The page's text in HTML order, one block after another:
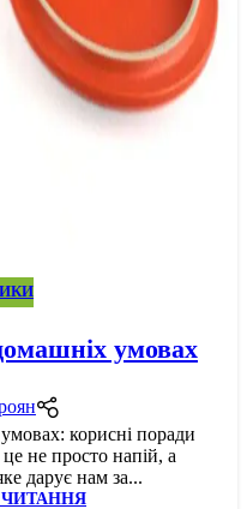
умовах
корисні поради
не просто напій, а
дарує нам за...